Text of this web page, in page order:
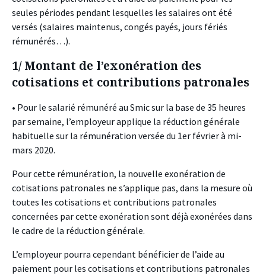
seules périodes pendant lesquelles les salaires ont été
versés (salaires maintenus, congés payés, jours fériés
rémunérés…).
1/ Montant de l’exonération des
cotisations et contributions patronales
• Pour le salarié rémunéré au Smic sur la base de 35 heures
par semaine, l’employeur applique la réduction générale
habituelle sur la rémunération versée du 1er février à mi-
mars 2020.
Pour cette rémunération, la nouvelle exonération de
cotisations patronales ne s’applique pas, dans la mesure où
toutes les cotisations et contributions patronales
concernées par cette exonération sont déjà exonérées dans
le cadre de la réduction générale.
L’employeur pourra cependant bénéficier de l’aide au
paiement pour les cotisations et contributions patronales